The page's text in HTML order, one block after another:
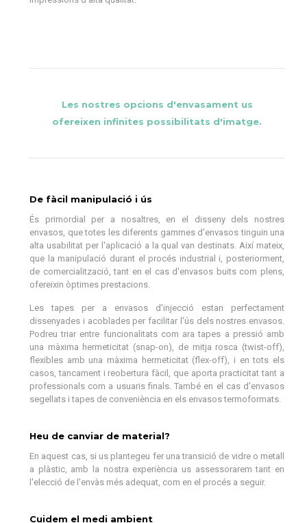
Les nostres opcions d'envasament us
ofereixen infinites possibilitats d'imatge.
De fàcil manipulació i ús
És primordial per a nosaltres, en el disseny dels nostres
envasos, que totes les diferents gammes d'envasos tinguin una
alta usabilitat per l'aplicació a la qual van destinats. Així mateix,
que la manipulació durant el procés industrial i, posteriorment,
de comercialització, tant en el cas d'envasos buits com plens,
ofereixin òptimes prestacions.
Les tapes per a envasos d'injecció estan perfectament
dissenyades i acoblades per facilitar l'ús dels nostres envasos.
Podreu triar entre funcionalitats com ara tapes a pressió amb
una màxima hermeticitat (snap-on), de mitja rosca (twist-off),
flexibles amb una màxima hermeticitat (flex-off), i en tots els
casos, tancament i reobertura fàcil, que aporta practicitat tant a
professionals com a usuaris finals. També en el cas d'envasos
segellats i tapes de conveniència en els envasos termoformats.
Heu de canviar de material?
En aquest cas, si us plantegeu fer una transició de vidre o metall
a plàstic, amb la nostra experiència us assessorarem tant en
l'elecció de l'envàs més adequat, com en el procés a seguir.
Cuidem el medi ambient